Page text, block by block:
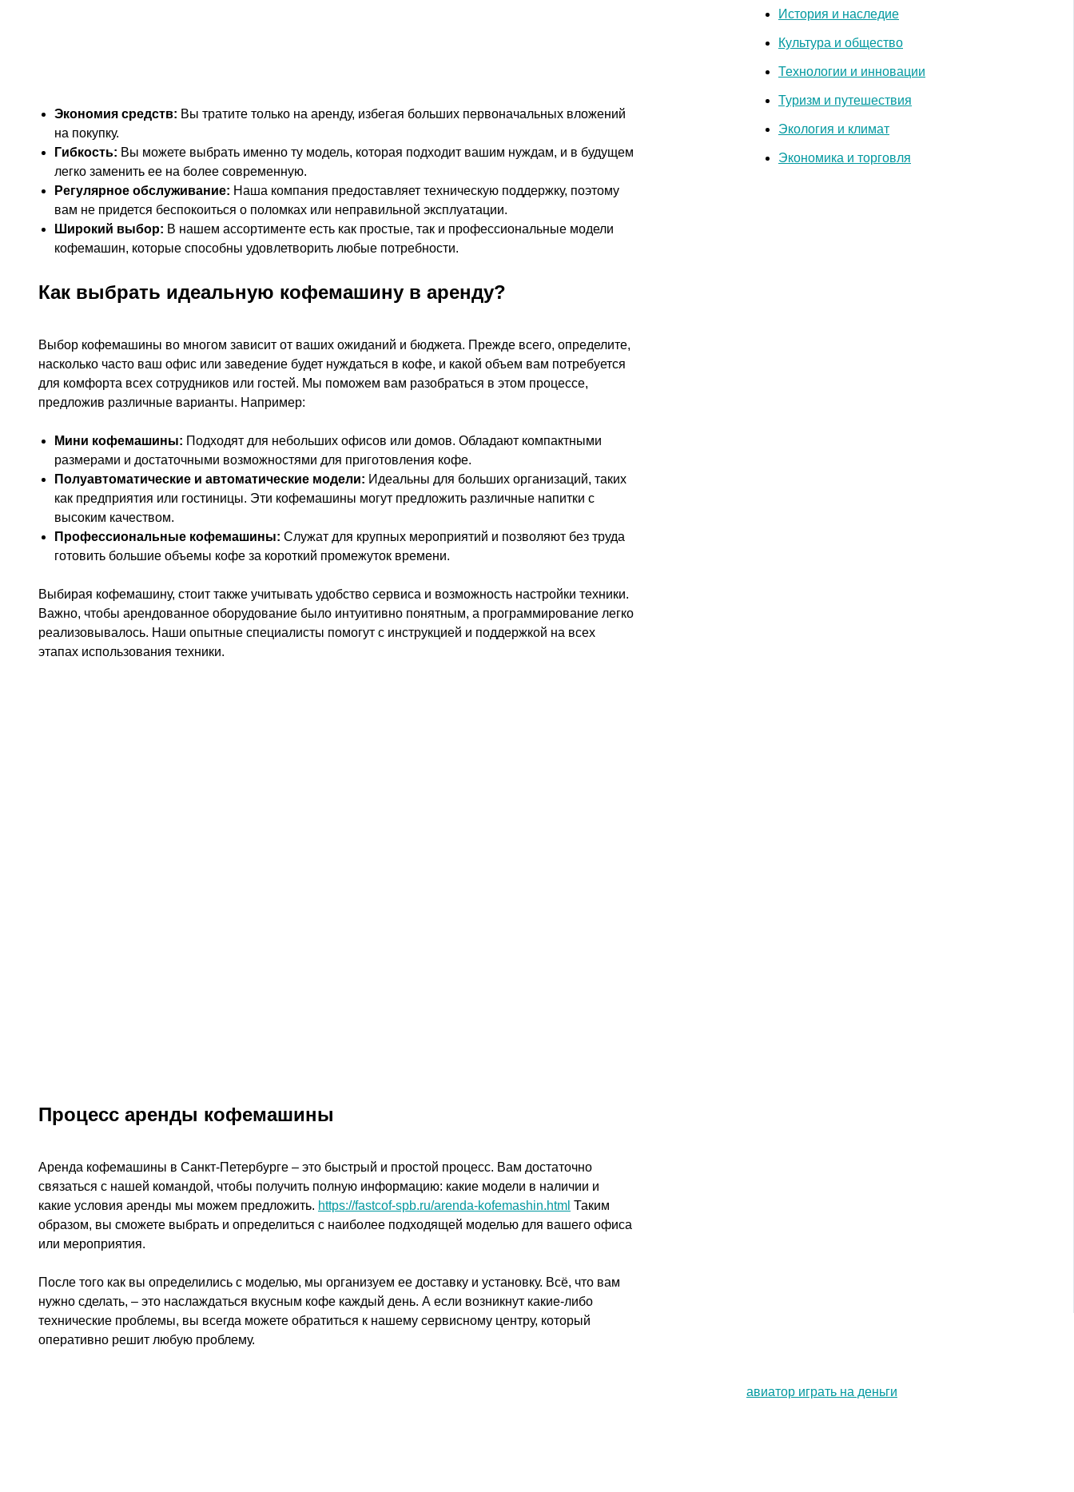
Экономия средств: Вы тратите только на аренду, избегая больших первоначальных вложений
на покупку.
Гибкость: Вы можете выбрать именно ту модель, которая подходит вашим нуждам, и в будущем
легко заменить ее на более современную.
Регулярное обслуживание: Наша компания предоставляет техническую поддержку, поэтому
вам не придется беспокоиться о поломках или неправильной эксплуатации.
Широкий выбор: В нашем ассортименте есть как простые, так и профессиональные модели
кофемашин, которые способны удовлетворить любые потребности.
Как выбрать идеальную кофемашину в аренду?
Выбор кофемашины во многом зависит от ваших ожиданий и бюджета. Прежде всего, определите,
насколько часто ваш офис или заведение будет нуждаться в кофе, и какой объем вам потребуется
для комфорта всех сотрудников или гостей. Мы поможем вам разобраться в этом процессе,
предложив различные варианты. Например:
Мини кофемашины: Подходят для небольших офисов или домов. Обладают компактными
размерами и достаточными возможностями для приготовления кофе.
Полуавтоматические и автоматические модели: Идеальны для больших организаций, таких
как предприятия или гостиницы. Эти кофемашины могут предложить различные напитки с
высоким качеством.
Профессиональные кофемашины: Служат для крупных мероприятий и позволяют без труда
готовить большие объемы кофе за короткий промежуток времени.
Выбирая кофемашину, стоит также учитывать удобство сервиса и возможность настройки техники.
Важно, чтобы арендованное оборудование было интуитивно понятным, а программирование легко
реализовывалось. Наши опытные специалисты помогут с инструкцией и поддержкой на всех
этапах использования техники.
Процесс аренды кофемашины
Аренда кофемашины в Санкт-Петербурге – это быстрый и простой процесс. Вам достаточно
связаться с нашей командой, чтобы получить полную информацию: какие модели в наличии и
какие условия аренды мы можем предложить. https://fastcof-spb.ru/arenda-kofemashin.html Таким
образом, вы сможете выбрать и определиться с наиболее подходящей моделью для вашего офиса
или мероприятия.
После того как вы определились с моделью, мы организуем ее доставку и установку. Всё, что вам
нужно сделать, – это наслаждаться вкусным кофе каждый день. А если возникнут какие-либо
технические проблемы, вы всегда можете обратиться к нашему сервисному центру, который
оперативно решит любую проблему.
История и наследие
Культура и общество
Технологии и инновации
Туризм и путешествия
Экология и климат
Экономика и торговля
авиатор играть на деньги